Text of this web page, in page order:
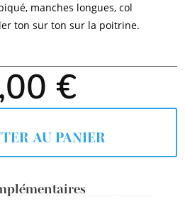
manches longues, col
ton sur ton sur la poitrine.
€.
€Le
actuel
90,00 €.
AU PANIER